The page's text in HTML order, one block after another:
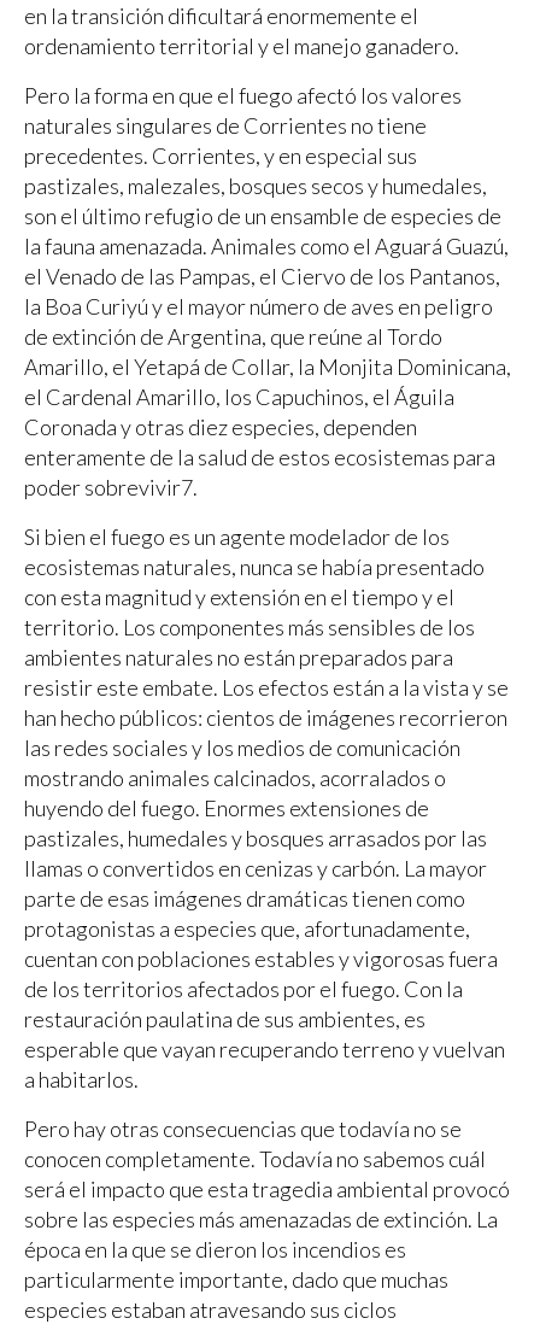
en la transición dificultará enormemente el
ordenamiento territorial y el manejo ganadero.
Pero la forma en que el fuego afectó los valores
naturales singulares de Corrientes no tiene
precedentes. Corrientes, y en especial sus
pastizales, malezales, bosques secos y humedales,
son el último refugio de un ensamble de especies de
la fauna amenazada. Animales como el Aguará Guazú,
el Venado de las Pampas, el Ciervo de los Pantanos,
la Boa Curiyú y el mayor número de aves en peligro
de extinción de Argentina, que reúne al Tordo
Amarillo, el Yetapá de Collar, la Monjita Dominicana,
el Cardenal Amarillo, los Capuchinos, el Águila
Coronada y otras diez especies, dependen
enteramente de la salud de estos ecosistemas para
poder sobrevivir7.
Si bien el fuego es un agente modelador de los
ecosistemas naturales, nunca se había presentado
con esta magnitud y extensión en el tiempo y el
territorio. Los componentes más sensibles de los
ambientes naturales no están preparados para
resistir este embate. Los efectos están a la vista y se
han hecho públicos: cientos de imágenes recorrieron
las redes sociales y los medios de comunicación
mostrando animales calcinados, acorralados o
huyendo del fuego. Enormes extensiones de
pastizales, humedales y bosques arrasados por las
llamas o convertidos en cenizas y carbón. La mayor
parte de esas imágenes dramáticas tienen como
protagonistas a especies que, afortunadamente,
cuentan con poblaciones estables y vigorosas fuera
de los territorios afectados por el fuego. Con la
restauración paulatina de sus ambientes, es
esperable que vayan recuperando terreno y vuelvan
a habitarlos.
Pero hay otras consecuencias que todavía no se
conocen completamente. Todavía no sabemos cuál
será el impacto que esta tragedia ambiental provocó
sobre las especies más amenazadas de extinción. La
época en la que se dieron los incendios es
particularmente importante, dado que muchas
especies estaban atravesando sus ciclos